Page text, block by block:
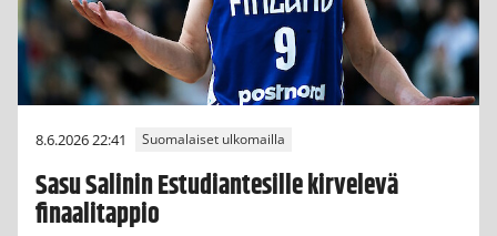
8.6.2026 22:41 Suomalaiset ulkomailla
Sasu Salinin Estudiantesille kirvelevä
finaalitappio